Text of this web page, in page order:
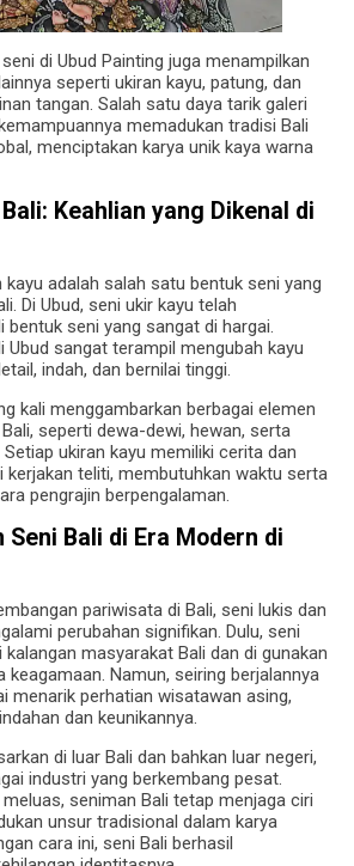
di Ubud Painting juga menampilkan
seperti ukiran kayu, patung, dan
tangan. Salah satu daya tarik galeri
memadukan tradisi Bali
menciptakan karya unik kaya warna
Keahlian yang Dikenal di
kayu adalah salah satu bentuk seni yang
Di Ubud, seni ukir kayu telah
bentuk seni yang sangat di hargai.
Ubud sangat terampil mengubah kayu
indah, dan bernilai tinggi.
kali menggambarkan berbagai elemen
seperti dewa-dewi, hewan, serta
ukiran kayu memiliki cerita dan
kerjakan teliti, membutuhkan waktu serta
pengrajin berpengalaman.
Seni Bali di Era Modern di
pariwisata di Bali, seni lukis dan
perubahan signifikan. Dulu, seni
kalangan masyarakat Bali dan di gunakan
keagamaan. Namun, seiring berjalannya
menarik perhatian wisatawan asing,
dan keunikannya.
di luar Bali dan bahkan luar negeri,
industri yang berkembang pesat.
seniman Bali tetap menjaga ciri
unsur tradisional dalam karya
cara ini, seni Bali berhasil